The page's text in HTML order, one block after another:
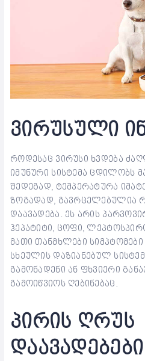
ვირუსული
როდესაც ვირუსი ხვდება
იმუნური სისტემა ცდილობს
შედეგად, ტემპერატურა
ზოგადად, გავრცელებულია
დაავადება. ეს არის
ჰეპატიტი, ცოფი,
მათი თანმხლები
სხეულის დაზიანებულ
გამონადენი ან ფხვიერი
გამოიწვიოს ღებინებაც.
პირის ღრუს
დაავადებები